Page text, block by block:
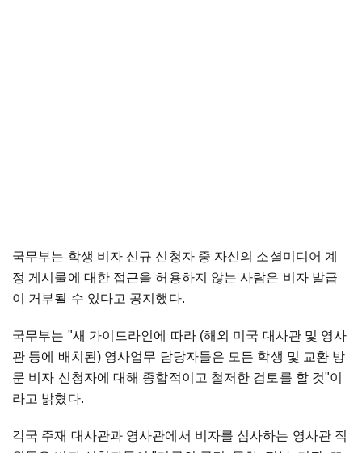
국무부는 학생 비자 신규 신청자 중 자신의 소셜미디어 계
정 게시물에 대한 접근을 허용하지 않는 사람은 비자 발급
이 거부될 수 있다고 공지했다.
국무부는 "새 가이드라인에 따라 (해외 미국 대사관 및 영사
관 등에 배치된) 영사업무 담당자들은 모든 학생 및 교환 방
문 비자 신청자에 대해 종합적이고 철저한 검토를 할 것"이
라고 밝혔다.
각국 주재 대사관과 영사관에서 비자를 심사하는 영사관 직